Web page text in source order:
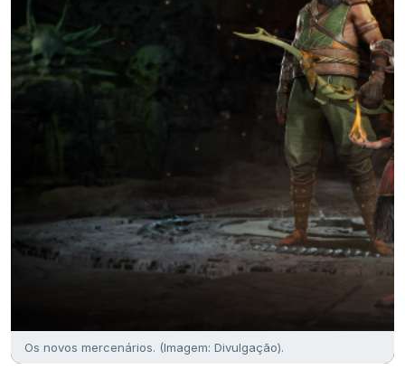
Os novos mercenários. (Imagem: Divulgação).